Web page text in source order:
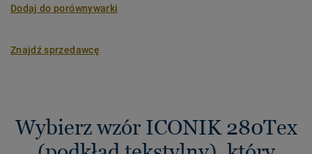
Dodaj do porównywarki
Znajdź sprzedawcę
Wybierz wzór ICONIK 280Tex